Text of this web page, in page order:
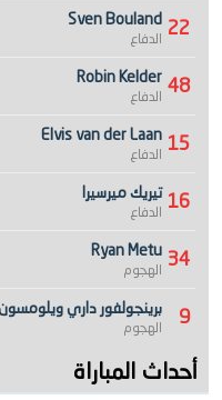
22
Sven Bouland
الدفاع
48
Robin Kelder
الدفاع
15
Elvis van der Laan
الدفاع
16 تيريك ميرسيرا
الدفاع
34
Ryan Metu
الهجوم
9 برينجولفور داري
الهجوم
أحداث المباراة